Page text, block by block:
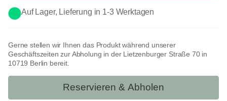
Gerne stellen wir Ihnen das Produkt während unserer
Geschäftszeiten zur Abholung in der Lietzenburger Straße 70 in
10719 Berlin bereit.
Reservieren & Abholen
Auf Lager, Lieferung in 1-3 Werktagen